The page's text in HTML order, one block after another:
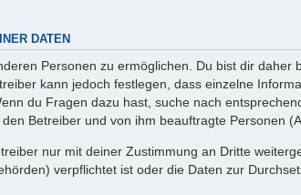
DATEN
Personen zu ermöglichen. Du bist dir
kann jedoch festlegen, dass einzelne
du Fragen dazu hast, suche nach
Betreiber und von ihm beauftragte Personen
nur mit deiner Zustimmung an Dritte
verpflichtet ist oder die Daten zur